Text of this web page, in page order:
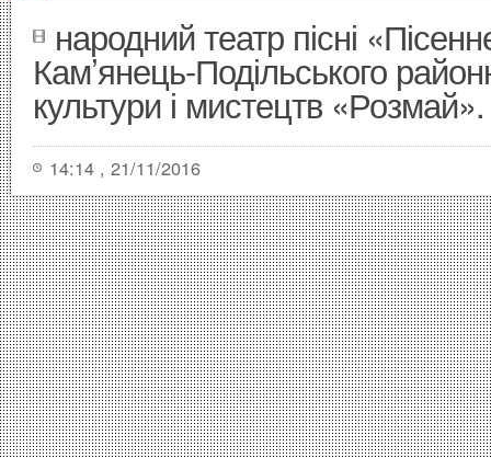
народний театр пісні
Кам’янець-Подільського
культури і мистецтв «Розмай».
14:14 , 21/11/2016